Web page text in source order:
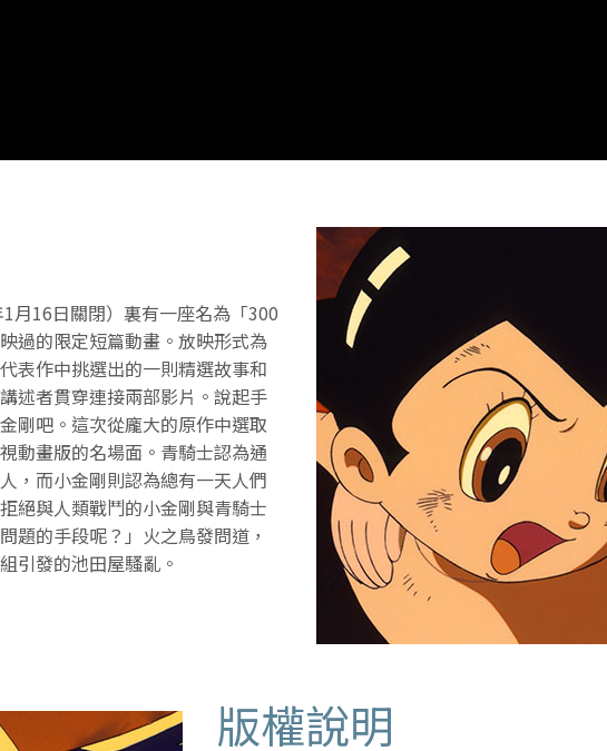
月16日關閉）裏有一座名為「300
過的限定短篇動畫。放映形式為
表作中挑選出的一則精選故事和
述者貫穿連接兩部影片。說起手
剛吧。這次從龐大的原作中選取
動畫版的名場面。青騎士認為通
，而小金剛則認為總有一天人們
絕與人類戰鬥的小金剛與青騎士
題的手段呢？」火之鳥發問道，
引發的池田屋騷亂。
版權說明